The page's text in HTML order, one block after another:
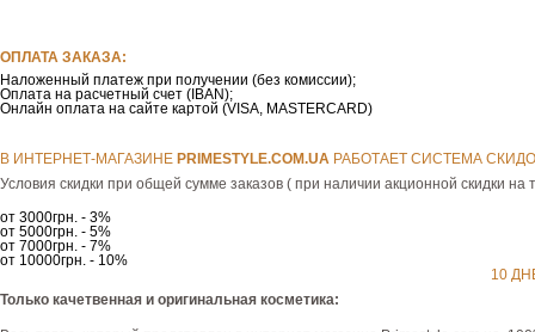
ОПЛАТА ЗАКАЗА:
Наложенный платеж при получении (без комиссии);
Оплата на расчетный счет (IBAN);
Онлайн оплата на сайте картой (VISA, MASTERCARD)
В ИНТЕРНЕТ-МАГАЗИНЕ РRIMESTYLE.COM.UA РАБОТАЕТ СИСТЕМА
Условия скидки при общей сумме заказов ( при наличии акционной скидки на
от 3000грн. - 3%
от 5000грн. - 5%
от 7000грн. - 7%
от 10000грн. - 10%
10
Только качетвенная и оригинальная косметика: